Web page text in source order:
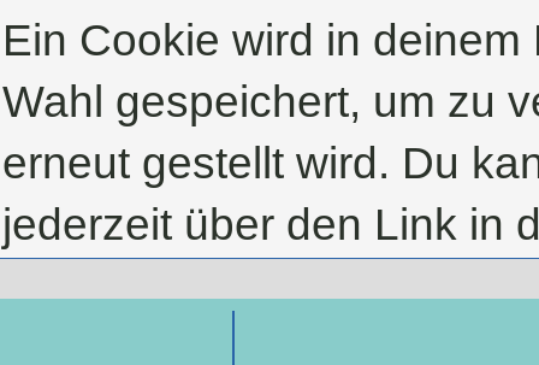
Ein Cookie wird in
Wahl gespeichert, um zu
erneut gestellt wird. Du
jederzeit über den Link in